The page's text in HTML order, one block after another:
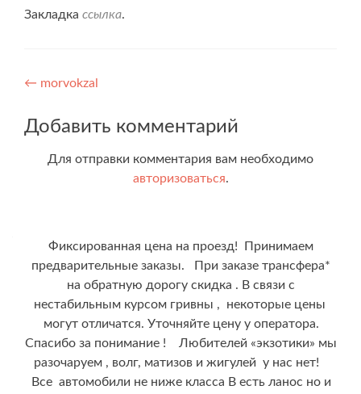
Закладка ссылка.
Навигация
по
записям
← morvokzal
Добавить комментарий
Для отправки комментария вам необходимо
авторизоваться.
Фиксированная цена на проезд! Принимаем
предварительные заказы. При заказе трансфера*
на обратную дорогу скидка . В связи с
нестабильным курсом гривны , некоторые цены
могут отличатся. Уточняйте цену у оператора.
Спасибо за понимание ! Любителей «экзотики» мы
разочаруем , волг, матизов и жигулей у нас нет!
Все автомобили не ниже класса В есть ланос но и